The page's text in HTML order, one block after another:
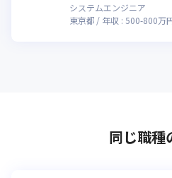
システムエンジニア
東京都
年収 : 500-800万
同じ職種